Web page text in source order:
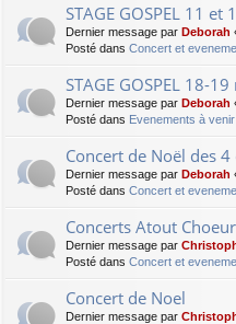
STAGE GOSPEL 11
Dernier message par Deborah
Posté dans Concert et
STAGE GOSPEL 18-
Dernier message par Deborah
Posté dans Evenements à venir
Concert de Noël des
Dernier message par Deborah
Posté dans Concert et
Concerts Atout
Dernier message par
Posté dans Concert et
Concert de Noel
Dernier message par